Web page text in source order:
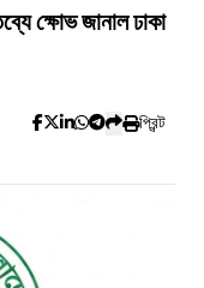
ক্ষোভ জানাল ঢাকা
প্রিন্ট